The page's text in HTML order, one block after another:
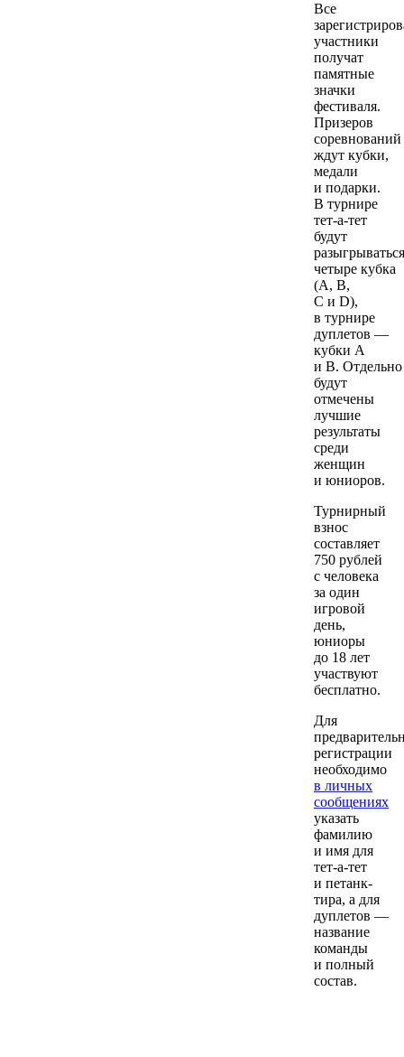
Все
участники
получат
памятные
значки
фестиваля.
Призеров
соревнований
ждут кубки,
медали
и подарки.
В турнире
тет-а-тет
будут
разыгрываться
четыре кубка
(A, B,
C и D),
в турнире
дуплетов —
кубки A
и B. Отдельно
будут
отмечены
лучшие
результаты
среди
женщин
и юниоров.
Турнирный
взнос
составляет
750 рублей
с человека
за один
игровой
день,
юниоры
до 18 лет
участвуют
бесплатно.
Для
регистрации
необходимо
в личных
сообщениях
указать
фамилию
и имя для
тет-а-тет
и петанк-
тира, а для
дуплетов —
название
команды
и полный
состав.